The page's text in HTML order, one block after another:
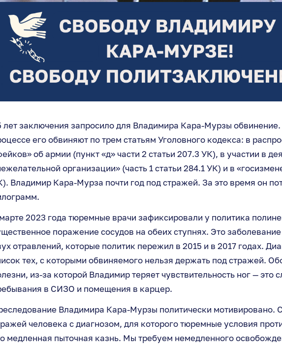
лет заключения запросило для Владимира Кара-Мурзы
его обвиняют по трем статьям Уголовного кодекса: в
об армии (пункт «д» части 2 статьи 207.3 УК), в участии в
организации» (часть 1 статьи 284.1 УК) и в
Владимир Кара-Мурза почти год под стражей. За это время он
2023 года тюремные врачи зафиксировали у политика
поражение сосудов на обеих ступнях. Это
отравлений, которые политик пережил в 2015 и в 2017 годах.
тех, с которыми обвиняемого нельзя держать под стражей.
из-за которой Владимир теряет чувствительность ног — это
в СИЗО и помещения в карцер.
Владимира Кара-Мурзы политически мотивировано.
человека с диагнозом, для которого тюремные условия
медленная пыточная казнь. Мы требуем немедленного